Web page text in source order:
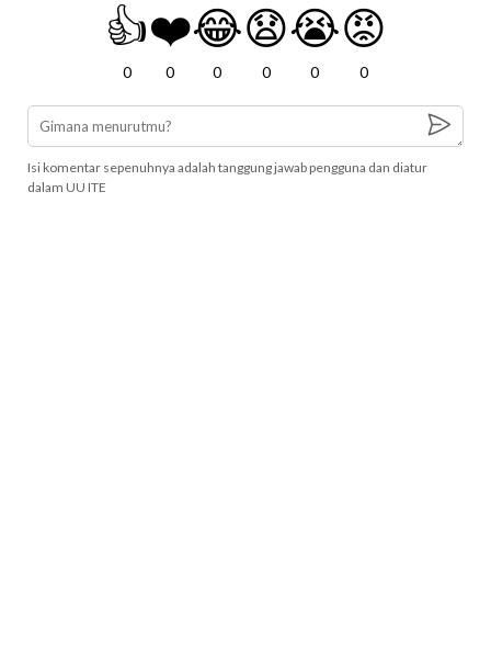
👍
0
❤️
0
😂
0
😧
0
😭
0
😡
0
Isi komentar sepenuhnya adalah tanggung jawab pengguna dan diatur
dalam UU ITE